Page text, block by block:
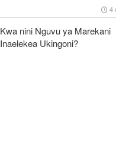
4
Kwa nini Nguvu ya Marekani
Inaelekea Ukingoni?